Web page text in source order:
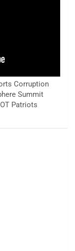
Corruption
Summit
Patriots